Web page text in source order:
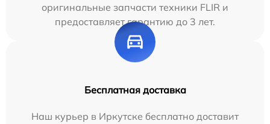
оригинальные запчасти техники FLIR и
предоставляет гарантию до 3 лет.
Бесплатная доставка
Наш курьер в Иркутске бесплатно доставит